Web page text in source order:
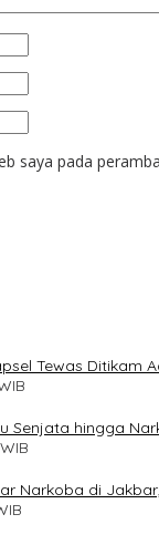
saya pada
Tewas Ditikam
Senjata hingga
Narkoba di